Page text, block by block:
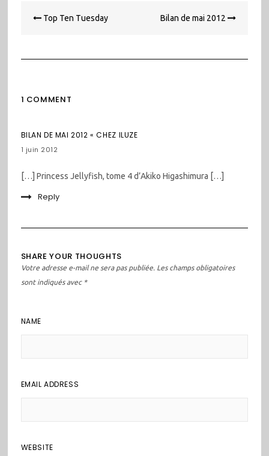
de Top Ten Tuesday Bilan de mai 2012
1 COMMENT
BILAN DE MAI 2012 « CHEZ ILUZE
1 juin 2012
[…] Princess Jellyfish, tome 4 d’Akiko Higashimura […]
Reply
SHARE YOUR THOUGHTS
Votre adresse e-mail ne sera pas publiée. Les champs obligatoires
sont indiqués avec *
NAME
EMAIL ADDRESS
WEBSITE